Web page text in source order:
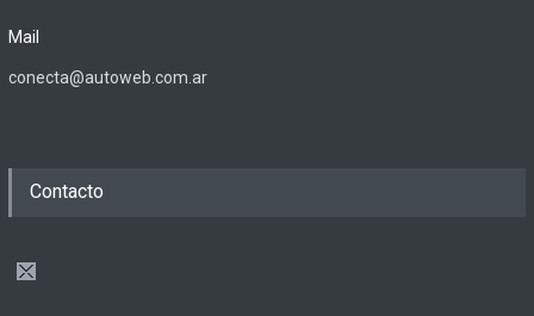
Mail
conecta@autoweb.com.ar
Contacto